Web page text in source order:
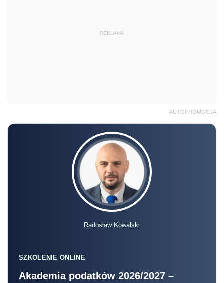
REKLAMA
AUTOPROMOCJA
Radosław Kowalski
SZKOLENIE ONLINE
Akademia podatków 2026/2027 –